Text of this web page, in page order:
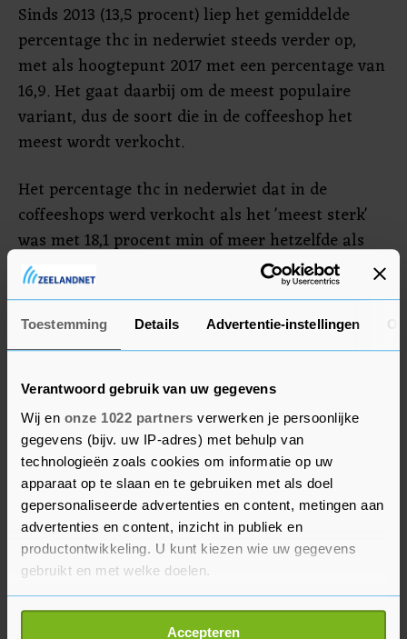
Toestemming Details Advertentie-instellingen
Verantwoord gebruik van uw gegevens
Wij en onze 1022 partners verwerken je persoonlijke
gegevens (bijv. uw IP-adres) met behulp van
technologieën zoals cookies om informatie op uw
apparaat op te slaan en te gebruiken met als doel
gepersonaliseerde advertenties en content, metingen aan
advertenties en content, inzicht in publiek en
productontwikkeling. U kunt kiezen wie uw gegevens
gebruikt en met welke doelen.
Als u het toestaat, willen we ook graag:
Accepteren
Sinds 2013 (13,5 procent) liep het gemiddelde
percentage thc in nederwiet steeds verder op,
met als hoogtepunt 2017 met een percentage van
16,9. Het gaat daarbij om de meest populaire
variant, dus de soort die in de coffeeshop het
meest wordt verkocht.
Het percentage thc in nederwiet dat in de
coffeeshops werd verkocht als het 'meest sterk'
was met 18,1 procent min of meer hetzelfde als
vorig jaar (18,4 procent). Voor het onderzoek
heeft het Trimbos wiet en hasj gekocht bij vijftig
willekeurige coffeeshops.